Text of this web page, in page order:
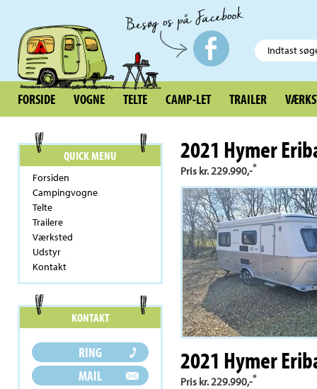
FORSIDE VOGNE TELTE CAMP-LET TRAILER
QUICK MENU
Forsiden
Campingvogne
Telte
Trailere
Værksted
Udstyr
Kontakt
2021 Hymer
Pris kr. 229.990,-*
2021 Hymer
Pris kr. 229.990,-*